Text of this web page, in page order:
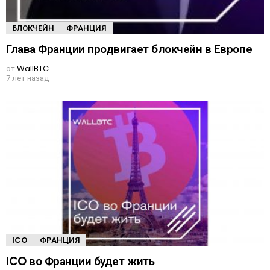
БЛОКЧЕЙН ФРАНЦИЯ
Глава Франции продвигает блокчейн в Европе
отWallBTC
7 лет назад
ICO ФРАНЦИЯ
ICO во Франции будет жить